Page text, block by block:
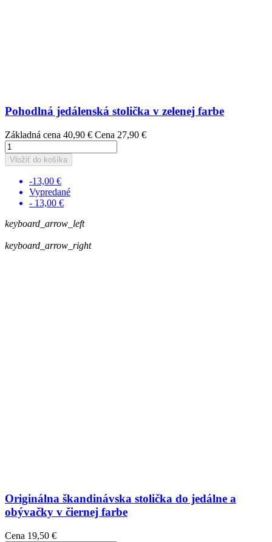
Pohodlná jedálenská stolička v zelenej farbe
Základná cena 40,90 € Cena 27,90 €
Vložiť do košíka
-13,00 €
Vypredané
- 13,00 €
keyboard_arrow_left
keyboard_arrow_right
Originálna škandinávska stolička do jedálne a
obývačky v čiernej farbe
Cena 19,50 €